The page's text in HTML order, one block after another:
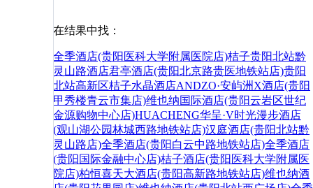
在结果中找：
全季酒店(贵阳医科大学附属医院店)桔子贵阳北站黔
灵山路酒店君亭酒店(贵阳北京路贵医地铁站店)贵阳
北站高新区桔子水晶酒店ANDZO·安屿洲X酒店(贵阳
甲秀楼青云市集店)维也纳国际酒店(贵阳云岩区世纪
金源购物中心店)HUACHENG华呈·V时光漫步酒店
(观山湖公园林城西路地铁站店)汉庭酒店(贵阳北站黔
灵山路店)全季酒店(贵阳白云中路地铁站店)全季酒店
(贵阳国际金融中心店)桔子酒店(贵阳医科大学附属医
院店)柏恒喜天大酒店(贵阳高新路地铁站店)维也纳酒